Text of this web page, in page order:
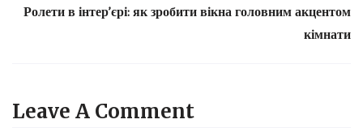
Ролети в інтер’єрі: як зробити вікна головним акцентом
кімнати
Leave A Comment